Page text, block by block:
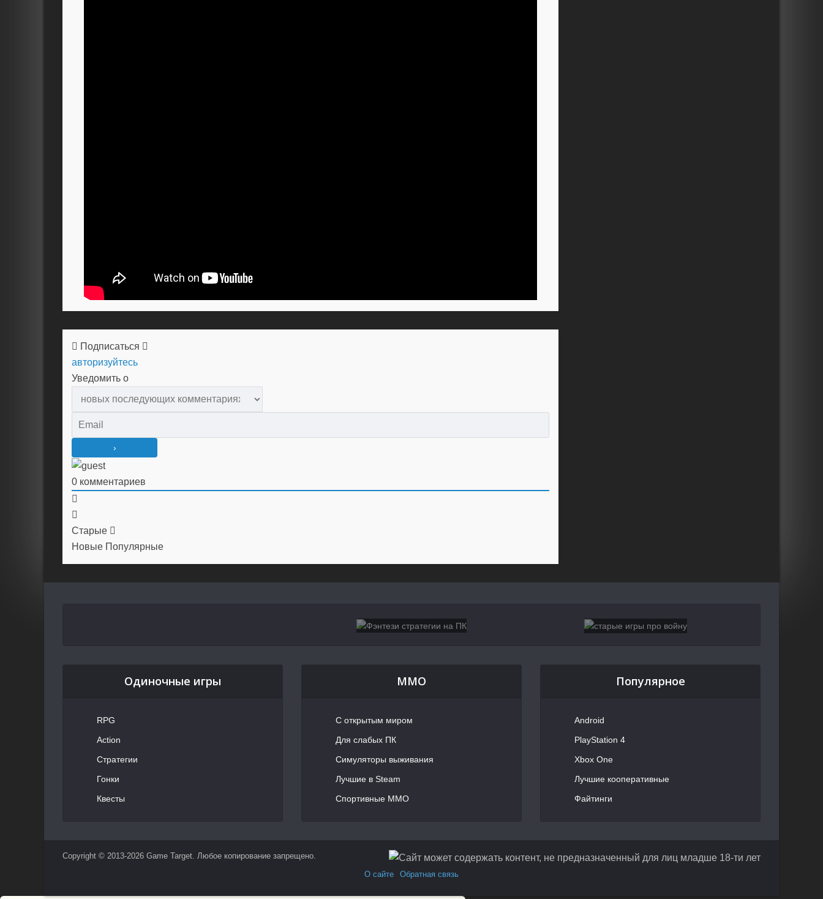
Подписаться
авторизуйтесь
Уведомить о
0 комментариев
Старые
Новые Популярные
Одиночные игры
RPG
Action
Стратегии
Гонки
Квесты
MMO
С открытым миром
Для слабых ПК
Симуляторы выживания
Лучшие в Steam
Спортивные MMO
Популярное
Android
PlayStation 4
Xbox One
Лучшие кооперативные
Файтинги
Copyright © 2013-2026 Game Target. Любое копирование запрещено.
О сайте
Обратная связь